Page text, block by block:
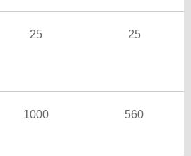
25 25
1000 560